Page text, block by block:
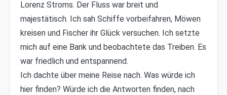
Lorenz Stroms. Der Fluss war breit und
majestätisch. Ich sah Schiffe vorbeifahren, Möwen
kreisen und Fischer ihr Glück versuchen. Ich setzte
mich auf eine Bank und beobachtete das Treiben. Es
war friedlich und entspannend.
Ich dachte über meine Reise nach. Was würde ich
hier finden? Würde ich die Antworten finden, nach